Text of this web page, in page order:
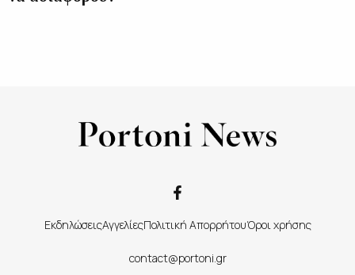
ΕκδηλώσειςΑγγελίεςΠολιτική ΑπορρήτουΌροι χρήσης
contact@portoni.gr